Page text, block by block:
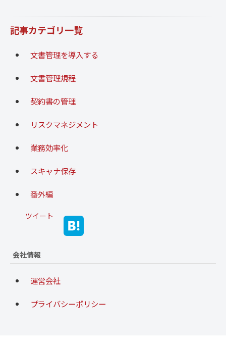
記事カテゴリ一覧
文書管理を導入する
文書管理規程
契約書の管理
リスクマネジメント
業務効率化
スキャナ保存
番外編
ツイート
会社情報
運営会社
プライバシーポリシー